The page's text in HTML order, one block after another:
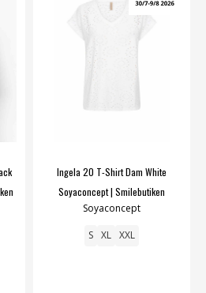
Ingela 20 T-Shirt Dam White
Soyaconcept | Smilebutiken
Soyaconcept
S XL XXL